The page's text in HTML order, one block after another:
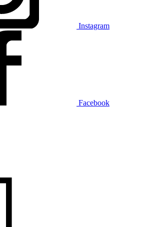
Instagram
Facebook